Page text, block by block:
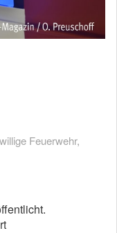
Feuerwehr,